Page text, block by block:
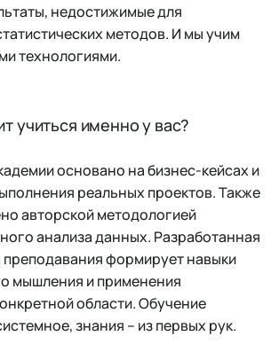
недостижимые для
методов. И мы учим
технологиями.
учиться именно у вас?
основано на бизнес-кейсах и
реальных проектов. Также
авторской методологией
анализа данных. Разработанная
формирует навыки
мышления и применения
области. Обучение
знания – из первых рук.